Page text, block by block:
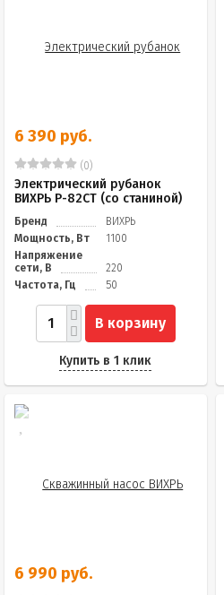
6 390 руб.
(0)
Электрический рубанок
ВИХРЬ Р-82СТ (со станиной)
Бренд
ВИХРЬ
Мощность, Вт
1100
Напряжение
сети, В
220
Частота, Гц
50
В корзину
Купить в 1 клик
6 990 руб.